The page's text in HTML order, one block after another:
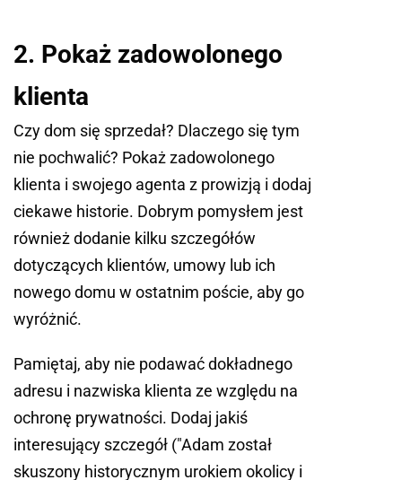
2. Pokaż zadowolonego
klienta
Czy dom się sprzedał? Dlaczego się tym
nie pochwalić? Pokaż zadowolonego
klienta i swojego agenta z prowizją i dodaj
ciekawe historie. Dobrym pomysłem jest
również dodanie kilku szczegółów
dotyczących klientów, umowy lub ich
nowego domu w ostatnim poście, aby go
wyróżnić.
Pamiętaj, aby nie podawać dokładnego
adresu i nazwiska klienta ze względu na
ochronę prywatności. Dodaj jakiś
interesujący szczegół ("Adam został
skuszony historycznym urokiem okolicy i